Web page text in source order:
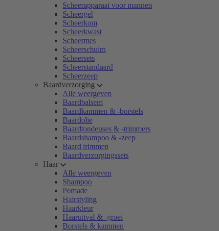
Scheerapparaat voor mannen
Scheergel
Scheerkom
Scheerkwast
Scheermes
Scheerschuim
Scheersets
Scheerstandaard
Scheerzeep
Baardverzorging
Alle weergeven
Baardbalsem
Baardkammen & -borstels
Baardolie
Baardtondeuses & -trimmers
Baardshampoo & -zeep
Baard trimmen
Baardverzorgingssets
Haar
Alle weergeven
Shampoo
Pomade
Hairstyling
Haarkleur
Haaruitval & -groei
Borstels & kammen